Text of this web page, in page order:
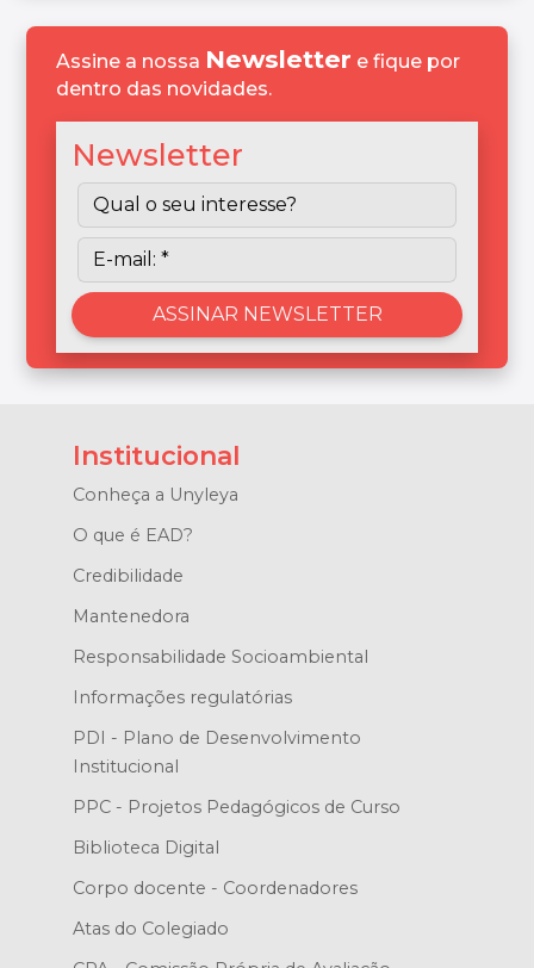
Assine a nossa Newsletter e fique por
dentro das novidades.
Newsletter
Institucional
Conheça a Unyleya
O que é EAD?
Credibilidade
Mantenedora
Responsabilidade Socioambiental
Informações regulatórias
PDI - Plano de Desenvolvimento
Institucional
PPC - Projetos Pedagógicos de Curso
Biblioteca Digital
Corpo docente - Coordenadores
Atas do Colegiado